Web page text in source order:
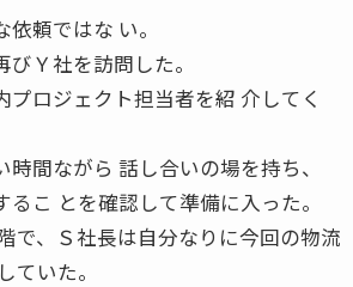
頼ではな い。
Ｙ社を訪問した。
プロジェクト担当者を紹 介してく
間ながら 話し合いの場を持ち、
こ とを確認して準備に入った。
で、Ｓ社長は自分なりに今回の物流
ていた。